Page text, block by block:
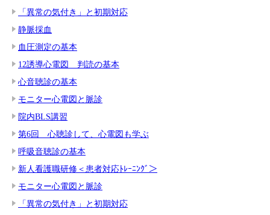
「異常の気付き」と初期対応
静脈採血
血圧測定の基本
12誘導心電図 判読の基本
心音聴診の基本
モニター心電図と脈診
院内BLS講習
第6回 心聴診して、心電図も学ぶ
呼吸音聴診の基本
新人看護職研修＜患者対応ﾄﾚｰﾆﾝｸﾞ＞
モニター心電図と脈診
「異常の気付き」と初期対応